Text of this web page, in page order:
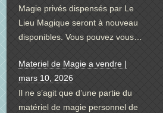
Magie privés dispensés par Le
Lieu Magique seront à nouveau
disponibles. Vous pouvez vous…
Materiel de Magie a vendre |
mars 10, 2026
Il ne s’agit que d’une partie du
matériel de magie personnel de